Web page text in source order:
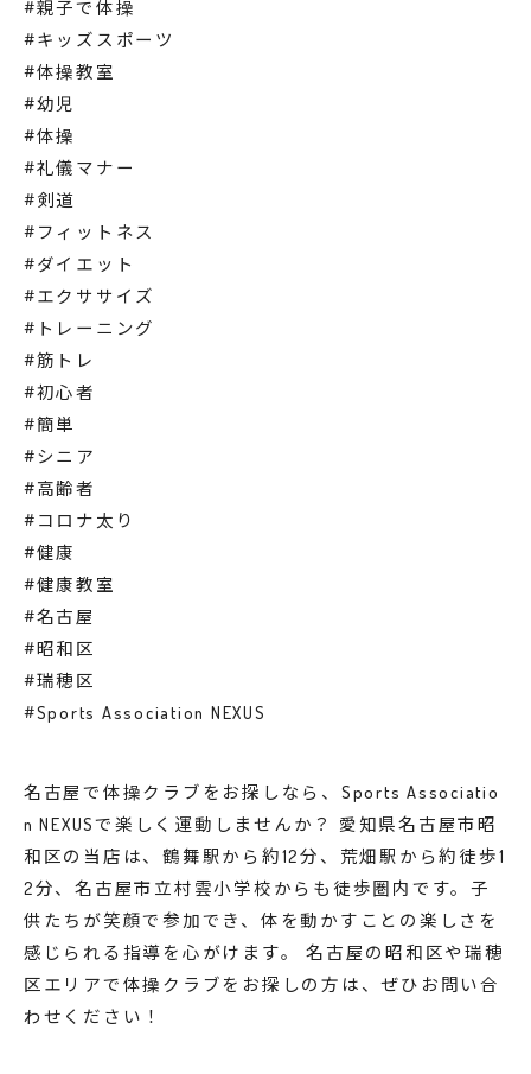
#親子で体操
#キッズスポーツ
#体操教室
#幼児
#体操
#礼儀マナー
#剣道
#フィットネス
#ダイエット
#エクササイズ
#トレーニング
#筋トレ
#初心者
#簡単
#シニア
#高齢者
#コロナ太り
#健康
#健康教室
#名古屋
#昭和区
#瑞穂区
#Sports Association NEXUS
名古屋で体操クラブをお探しなら、Sports Associatio
n NEXUSで楽しく運動しませんか？ 愛知県名古屋市昭
和区の当店は、鶴舞駅から約12分、荒畑駅から約徒歩1
2分、名古屋市立村雲小学校からも徒歩圏内です。子
供たちが笑顔で参加でき、体を動かすことの楽しさを
感じられる指導を心がけます。 名古屋の昭和区や瑞穂
区エリアで体操クラブをお探しの方は、ぜひお問い合
わせください！